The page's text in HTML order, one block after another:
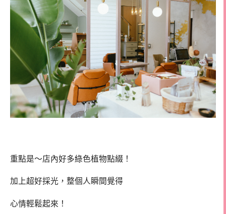
重點是～店內好多綠色植物點綴！
加上超好採光，整個人瞬間覺得
心情輕鬆起來！